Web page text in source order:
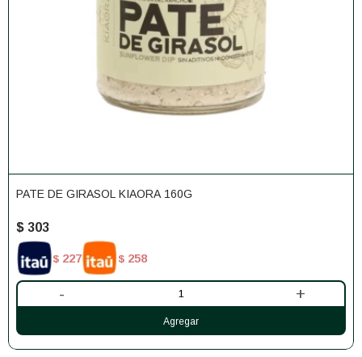
PATE DE GIRASOL KIAORA 160G
$ 303
$ 227 $ 258
- +